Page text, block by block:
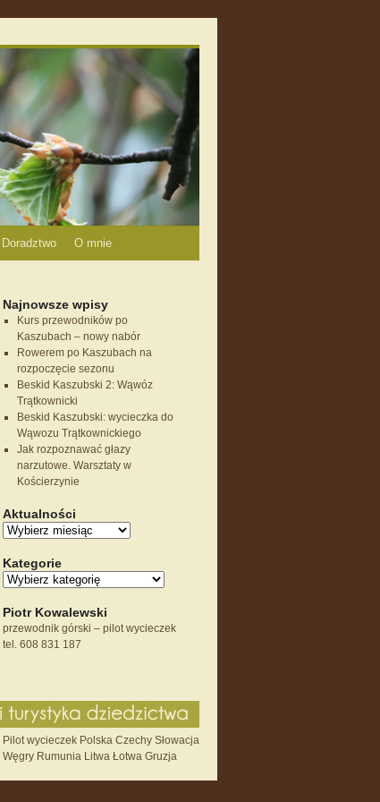
Doradztwo O mnie
Najnowsze wpisy
Kurs przewodników po
Kaszubach – nowy nabór
Rowerem po Kaszubach na
rozpoczęcie sezonu
Beskid Kaszubski 2: Wąwóz
Trątkownicki
Beskid Kaszubski: wycieczka do
Wąwozu Trątkownickiego
Jak rozpoznawać głazy
narzutowe. Warsztaty w
Kościerzynie
Aktualności
Kategorie
Piotr Kowalewski
przewodnik górski – pilot wycieczek
tel. 608 831 187
Pilot wycieczek Polska Czechy Słowacja
Węgry Rumunia Litwa Łotwa Gruzja